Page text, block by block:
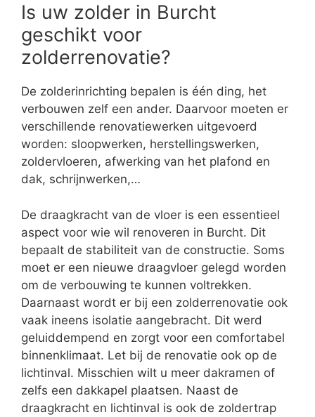
Is uw zolder in Burcht
geschikt voor
zolderrenovatie?
De zolderinrichting bepalen is één ding, het
verbouwen zelf een ander. Daarvoor moeten er
verschillende renovatiewerken uitgevoerd
worden: sloopwerken, herstellingswerken,
zoldervloeren, afwerking van het plafond en
dak, schrijnwerken,…
De draagkracht van de vloer is een essentieel
aspect voor wie wil renoveren in Burcht. Dit
bepaalt de stabiliteit van de constructie. Soms
moet er een nieuwe draagvloer gelegd worden
om de verbouwing te kunnen voltrekken.
Daarnaast wordt er bij een zolderrenovatie ook
vaak ineens isolatie aangebracht. Dit werd
geluiddempend en zorgt voor een comfortabel
binnenklimaat. Let bij de renovatie ook op de
lichtinval. Misschien wilt u meer dakramen of
zelfs een dakkapel plaatsen. Naast de
draagkracht en lichtinval is ook de zoldertrap